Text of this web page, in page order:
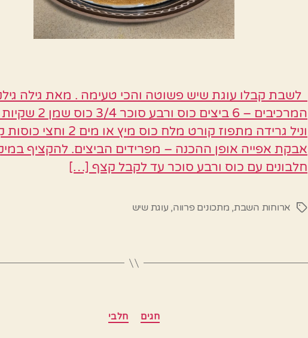
לשבת קבלו עוגת שיש פשוטה והכי טעימה . מאת גילה
המרכיבים – 6 ביצים כוס ורבע
וניל גרידה מתפוז קורט מלח כוס מיץ או מים
אבקת אפייה אופן ההכנה – מפרידים הביצים. להקציף
חלבונים עם כוס ורבע סוכר עד לקבל קצף […]
תגיותארוחות השבת, מתכונים פרווה, עוגת שיש
קטגוריות חגים חלבי